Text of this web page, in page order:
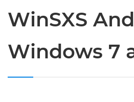
WinSXS
Windows 7